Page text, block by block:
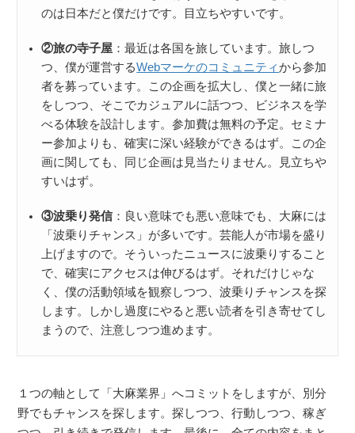
のは日本だと僕だけです。目立ちやすいです。
②旅の寺子屋 ：最近は各国を旅しています。旅しつ
つ、僕が運営するWebマーケのコミュニティから参加
者を募っています。この企画を拡大し、僕と一緒に旅
をしつつ、そこでカジュアルに話つつ、ビジネスを学
べる体験を設計します。参加費は無料の予定。セミナ
ー参加よりも、確実に深い経験ができるはず。この企
画に関しても、同じ企画は見当たりません。見立ちや
すいはず。
③波乗り発信 ：良い意味でも悪い意味でも、大麻には
「波乗りチャンス」が多いです。芸能人が市場を盛り
上げますので。そういったニュースに波乗りすること
で、確実にアクセスは伸びるはず。それだけじゃな
く、僕の活動領域を観察しつつ、波乗りチャンスを探
します。しかし過度にやると悪い読者を引き寄せてし
まうので、注意しつつ進めます。
１つの軸として「大麻業界」へコミットをしますが、別分
野でもチャンスを探します。探しつつ、行動しつつ、稼ぎ